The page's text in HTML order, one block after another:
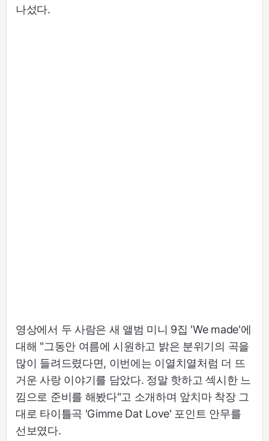
나섰다.
영상에서 두 사람은 새 앨범 미니 9집 'We made'에
대해 "그동안 여름에 시원하고 밝은 분위기의 곡을
많이 들려드렸다면, 이번에는 이열치열처럼 더 뜨
거운 사랑 이야기를 담았다. 정말 핫하고 섹시한 느
낌으로 준비를 해봤다"고 소개하며 앞치마 착장 그
대로 타이틀곡 'Gimme Dat Love' 포인트 안무를
선보였다.